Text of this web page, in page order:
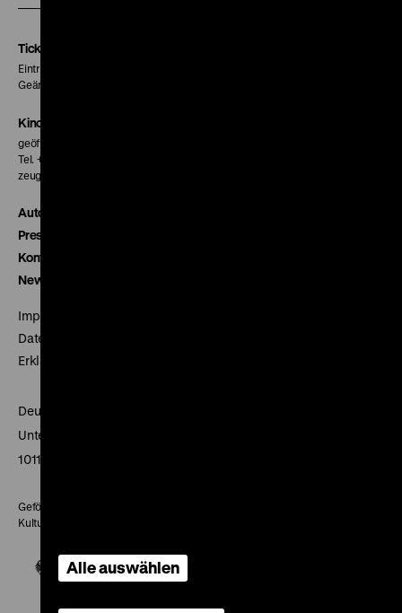
Tickets
Eintritt 5 €
Geänderte Preise sind im Programm vermerkt.
Kinokasse
geöffnet 30 Minuten vor Beginn der ersten Vorstellung
Tel. + 49 30 20304-770
zeughauskino@dhm.de
Autor*innen
Presse
Kontakt
Newsletter
Impressum
Datenschutz
Erklärung digitale Barrierefreiheit
Deutsches Historisches Museum
Unter den Linden 2
10117 Berlin
Gefördert mit Mitteln des Beauftragten der Bundesregierung für
Kultur und Medien
Alle auswählen